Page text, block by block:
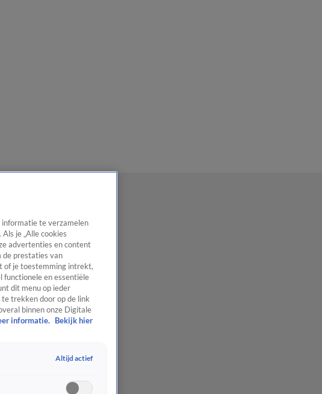
te verzamelen
je „Alle cookies
advertenties en content
de prestaties van
of je toestemming intrekt,
functionele en essentiële
dit menu op ieder
trekken door op de link
binnen onze Digitale
informatie.
Bekijk hier
Altijd actief